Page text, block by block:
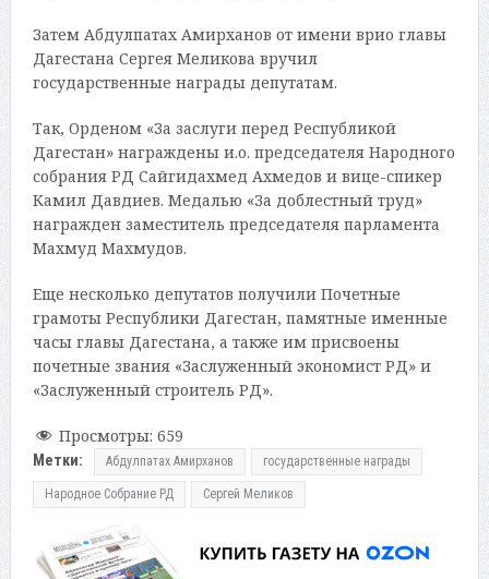
Затем Абдулпатах Амирханов от имени врио главы
Дагестана Сергея Меликова вручил
государственные награды депутатам.
Так, Орденом «За заслуги перед Республикой
Дагестан» награждены и.о. председателя Народного
собрания РД Сайгидахмед Ахмедов и вице-спикер
Камил Давдиев. Медалью «За доблестный труд»
награжден заместитель председателя парламента
Махмуд Махмудов.
Еще несколько депутатов получили Почетные
грамоты Республики Дагестан, памятные именные
часы главы Дагестана, а также им присвоены
почетные звания «Заслуженный экономист РД» и
«Заслуженный строитель РД».
Просмотры: 659
Метки: Абдулпатах Амирханов государственные награды
Народное Собрание РД Сергей Меликов